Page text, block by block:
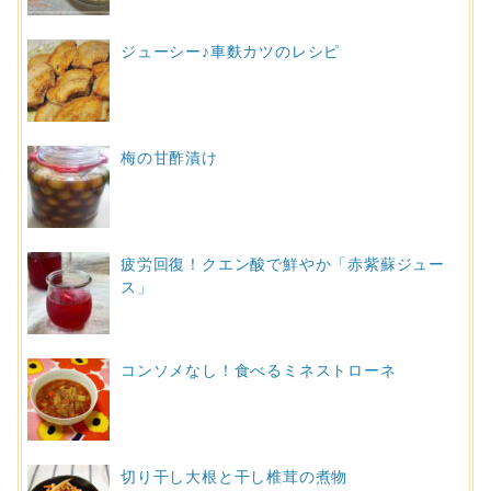
ジューシー♪車麩カツのレシピ
梅の甘酢漬け
疲労回復！クエン酸で鮮やか「赤紫蘇ジュー
ス」
コンソメなし！食べるミネストローネ
切り干し大根と干し椎茸の煮物